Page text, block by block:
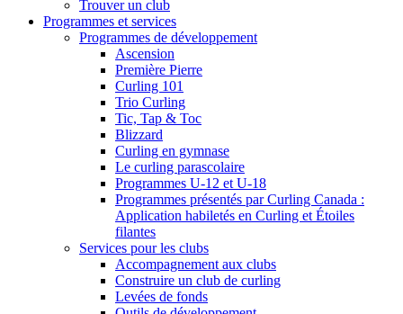
Trouver un club
Programmes et services
Programmes de développement
Ascension
Première Pierre
Curling 101
Trio Curling
Tic, Tap & Toc
Blizzard
Curling en gymnase
Le curling parascolaire
Programmes U-12 et U-18
Programmes présentés par Curling Canada :
Application habiletés en Curling et Étoiles
filantes
Services pour les clubs
Accompagnement aux clubs
Construire un club de curling
Levées de fonds